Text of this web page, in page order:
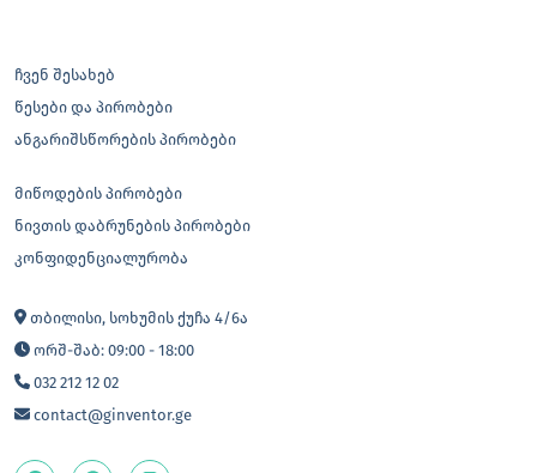
ჩვენ შესახებ
წესები და პირობები
ანგარიშსწორების პირობები
მიწოდების პირობები
ნივთის დაბრუნების პირობები
კონფიდენციალურობა
თბილისი, სოხუმის ქუჩა 4/6ა
ორშ-შაბ: 09:00 - 18:00
032 212 12 02
contact@ginventor.ge